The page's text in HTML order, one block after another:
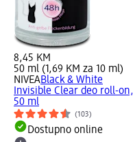
8,45 KM
50 ml (1,69 KM za 10 ml)
NIVEABlack & White
Invisible Clear deo roll-on,
50 ml
(103)
Dostupno online